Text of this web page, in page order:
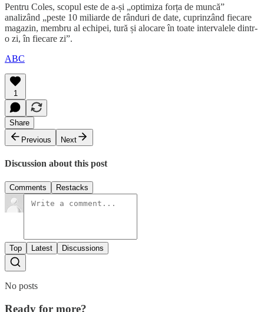
Pentru Coles, scopul este de a-și „optimiza forța de muncă”
analizând „peste 10 miliarde de rânduri de date, cuprinzând fiecare
magazin, membru al echipei, tură și alocare în toate intervalele dintr-
o zi, în fiecare zi”.
ABC
1
Share
Previous
Next
Discussion about this post
Comments Restacks
Top Latest Discussions
No posts
Ready for more?